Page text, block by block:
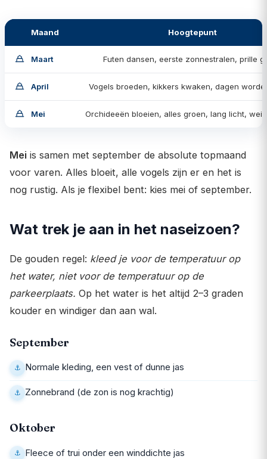
Maand Hoogtepunt
Maart Futen dansen, eerste zonnestralen, prille
April Vogels broeden, kikkers kwaken, dagen
Mei Orchideeën bloeien, alles groen, lang licht,
Mei is samen met september de absolute topmaand
voor varen. Alles bloeit, alle vogels zijn er en het is
nog rustig. Als je flexibel bent: kies mei of september.
Wat trek je aan in het naseizoen?
De gouden regel: kleed je voor de temperatuur op
het water, niet voor de temperatuur op de
parkeerplaats. Op het water is het altijd 2–3 graden
kouder en windiger dan aan wal.
September
Normale kleding, een vest of dunne jas
Zonnebrand (de zon is nog krachtig)
Oktober
Fleece of trui onder een winddichte jas